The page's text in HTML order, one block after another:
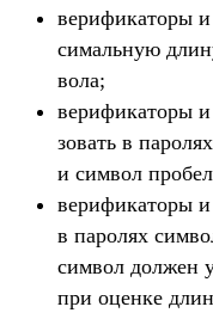
ве­рифи­като­ры
сималь­ную
вола;
ве­рифи­като­ры
зовать в
и сим­вол
ве­рифи­като­ры
в паролях
сим­вол дол­жен
при оцен­ке